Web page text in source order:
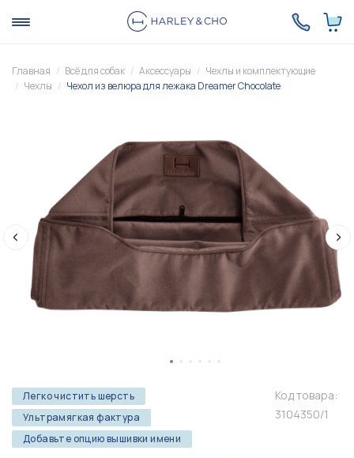
Главная Всё для собак Аксессуары
Чехлы и комплектующие
Чехлы
Чехол из велюра для лежака Dreamer Chocolate
Легко чистить шерсть
Ультрамягкая фактура
Добавьте опцию вышивки имени
Код товара:
3104350/1